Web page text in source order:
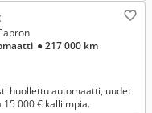
● 217 000 km
huollettu automaatti, uudet
15 000 € kalliimpia.